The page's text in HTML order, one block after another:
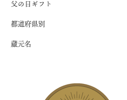
父の日ギフト
都道府県別
蔵元名